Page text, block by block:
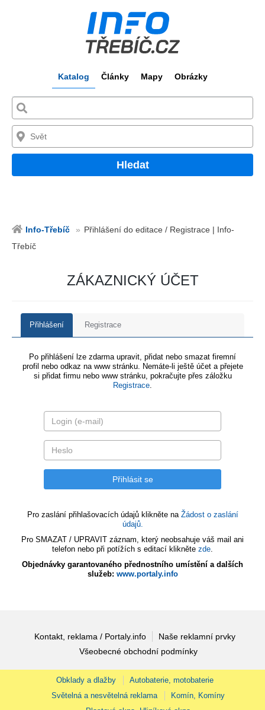
Katalog Články Mapy Obrázky
Hledat
Info-Třebíč
Přihlášení do editace / Registrace | Info-
Třebíč
ZÁKAZNICKÝ ÚČET
Přihlášení Registrace
Po přihlášení lze zdarma upravit, přidat nebo smazat firemní
profil nebo odkaz na www stránku. Nemáte-li ještě účet a přejete
si přidat firmu nebo www stránku, pokračujte přes záložku
Registrace.
Pro zaslání přihlašovacích údajů klikněte na Žádost o zaslání
údajů.
Pro SMAZAT / UPRAVIT záznam, který neobsahuje váš mail ani
telefon nebo při potížích s editací klikněte zde.
Objednávky garantovaného přednostního umístění a dalších
služeb: www.portaly.info
Kontakt, reklama / Portaly.info
Naše reklamní prvky
Všeobecné obchodní podmínky
Obklady a dlažby
Autobaterie, motobaterie
Světelná a nesvětelná reklama
Komín, Komíny